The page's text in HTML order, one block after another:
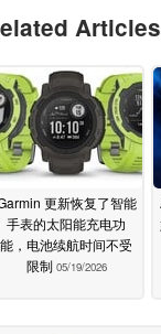
Articles
更新恢复了智能
手表的太阳能充电功
能，电池续航时间不受
限制 05/19/2026